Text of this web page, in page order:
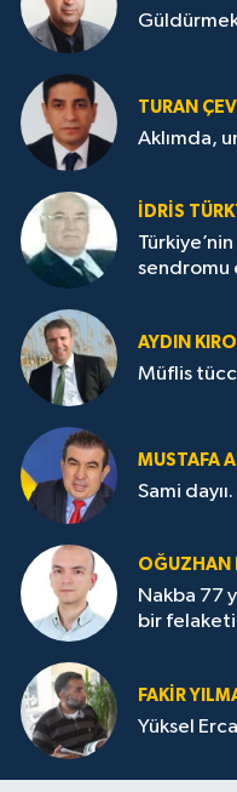
TURAN
Aklımda,
İDRİS
sendromu
AYDIN
Müflis
MUSTAFA
Sami dayıı.
OĞUZHAN
Nakba 77
bir
FAKİR
Yüksel